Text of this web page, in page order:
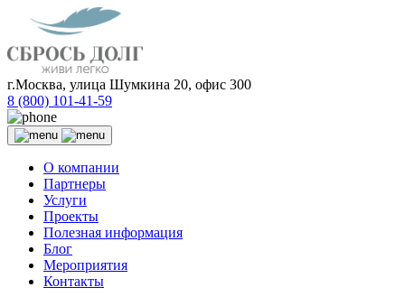
г.Москва, улица Шумкина 20, офис 300
8 (800) 101-41-59
О компании
Партнеры
Услуги
Проекты
Полезная информация
Блог
Мероприятия
Контакты